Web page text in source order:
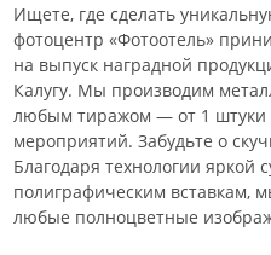
Ищете, где сделать
фотоцентр «Фотоотель»
на выпуск наградной
Калугу. Мы производим
любым тиражом — от 1 штуки
мероприятий. Забудьте о
Благодаря технологии яркой
полиграфическим вставкам,
любые полноцветные